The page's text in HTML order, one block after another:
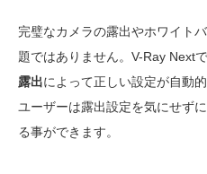
完璧なカメラの露出やホワイト
題ではありません。V-Ray Next
露出によって正しい設定が自動
ユーザーは露出設定を気にせず
る事ができます。